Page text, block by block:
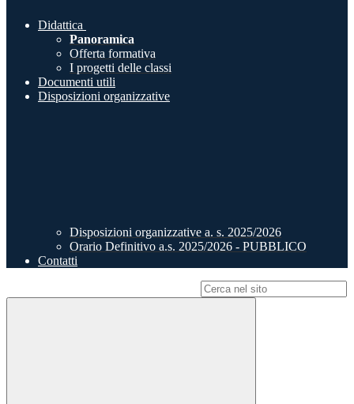
Didattica
Panoramica
Offerta formativa
I progetti delle classi
Documenti utili
Disposizioni organizzative
Disposizioni organizzative a. s. 2025/2026
Orario Definitivo a.s. 2025/2026 - PUBBLICO
Contatti